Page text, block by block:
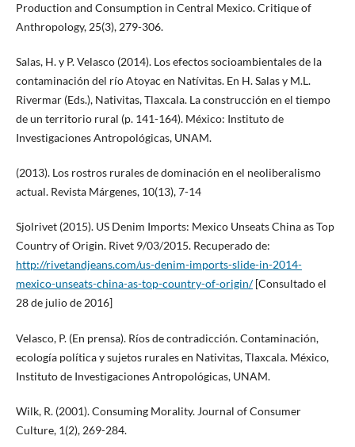
Production and Consumption in Central Mexico. Critique of
Anthropology, 25(3), 279-306.
Salas, H. y P. Velasco (2014). Los efectos socioambientales de la
contaminación del río Atoyac en Natívitas. En H. Salas y M.L.
Rivermar (Eds.), Nativitas, Tlaxcala. La construcción en el tiempo
de un territorio rural (p. 141-164). México: Instituto de
Investigaciones Antropológicas, UNAM.
(2013). Los rostros rurales de dominación en el neoliberalismo
actual. Revista Márgenes, 10(13), 7-14
Sjolrivet (2015). US Denim Imports: Mexico Unseats China as Top
Country of Origin. Rivet 9/03/2015. Recuperado de:
http://rivetandjeans.com/us-denim-imports-slide-in-2014-
mexico-unseats-china-as-top-country-of-origin/[Consultado el
28 de julio de 2016]
Velasco, P. (En prensa). Ríos de contradicción. Contaminación,
ecología política y sujetos rurales en Nativitas, Tlaxcala. México,
Instituto de Investigaciones Antropológicas, UNAM.
Wilk, R. (2001). Consuming Morality. Journal of Consumer
Culture, 1(2), 269-284.